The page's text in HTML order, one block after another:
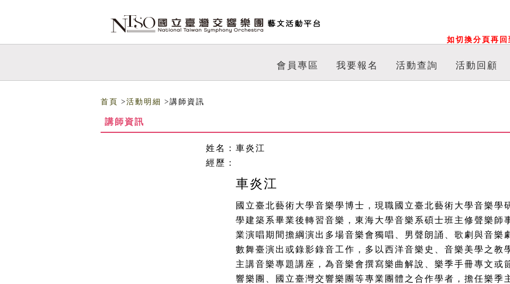
如切換分頁再
會員專區 我要報名 活動查詢 活動回顧
首頁 >活動明細 >講師資訊
講師資訊
姓名： 車炎江
經歷：
車炎江
國立臺北藝術大學音樂學博士，現職國立臺北藝術大學音樂學
學建築系畢業後轉習音樂，東海大學音樂系碩士班主修聲樂師
業演唱期間擔綱演出多場音樂會獨唱、男聲朗誦、歌劇與音樂
數舞臺演出或錄影錄音工作，多以西洋音樂史、音樂美學之教
主講音樂專題講座，為音樂會撰寫樂曲解說、樂季手冊專文或
響樂團、國立臺灣交響樂團等專業團體之合作學者，擔任樂季